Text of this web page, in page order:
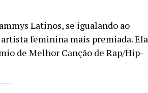
Latinos, se igualando ao
feminina mais premiada. Ela
de Melhor Canção de Rap/Hip-